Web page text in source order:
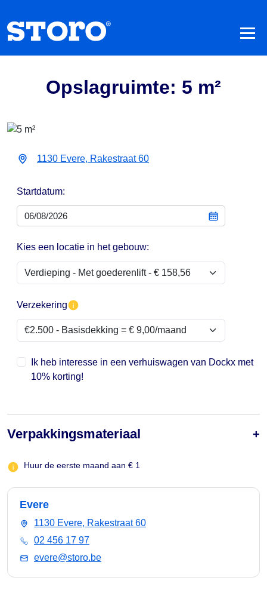
Opslagruimte: 5 m²
1130 Evere, Rakestraat 60
Startdatum:
Kies een locatie in het gebouw:
Verzekering
Ik heb interesse in een verhuiswagen van Dockx met
10% korting!
Verpakkingsmateriaal
Huur de eerste maand aan € 1
Evere
1130 Evere, Rakestraat 60
02 456 17 97
evere@storo.be